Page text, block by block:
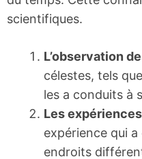
scientifiques.
L’observation
célestes, tels
les a conduits à
Les
expérience qui a
endroits